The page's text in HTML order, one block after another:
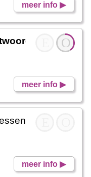
meer info ▶
O
- De
meer info ▶
meer info ▶